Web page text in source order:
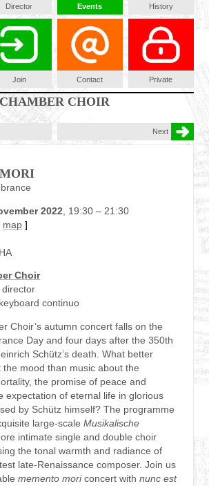
Director Events History
Join Contact Private
CHAMBER CHOIR
Next
2022 , 19:30 – 21:30
map ]
Choir
director
continuo
Choir’s autumn concert falls on the
Day and four days after the 350th
Schütz’s death. What better
the mood than music about the
the promise of peace and
expectation of eternal life in glorious
by Schütz himself? The programme
large-scaleMusikalische
intimate single and double choir
the tonal warmth and radiance of
late-Renaissance composer. Join us
memento moriconcert withnunc est